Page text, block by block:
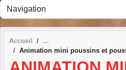
Accueil
Animation mini poussins et